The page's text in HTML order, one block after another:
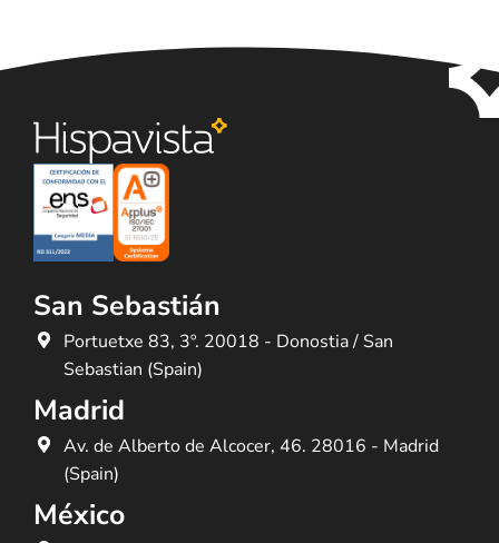
San Sebastián
Portuetxe 83, 3º. 20018 - Donostia / San
Sebastian (Spain)
Madrid
Av. de Alberto de Alcocer, 46. 28016 - Madrid
(Spain)
México